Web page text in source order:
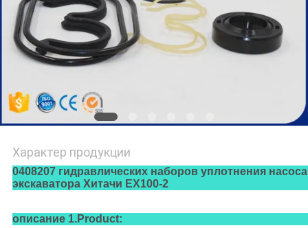
Характер продукции
0408207 гидравлических наборов уплотнения
экскаватора Хитачи EX100-2
описание 1.Product: